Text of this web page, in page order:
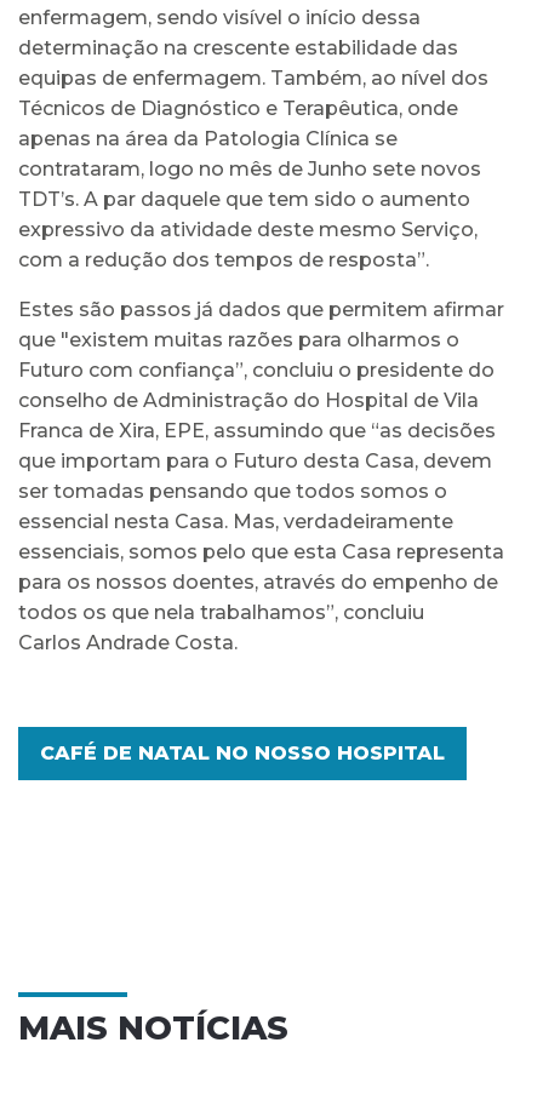
enfermagem, sendo visível o início dessa
determinação na crescente estabilidade das
equipas de enfermagem. Também, ao nível dos
Técnicos de Diagnóstico e Terapêutica, onde
apenas na área da Patologia Clínica se
contrataram, logo no mês de Junho sete novos
TDT’s. A par daquele que tem sido o aumento
expressivo da atividade deste mesmo Serviço,
com a redução dos tempos de resposta”.
Estes são passos já dados que permitem afirmar
que "existem muitas razões para olharmos o
Futuro com confiança”, concluiu o presidente do
conselho de Administração do Hospital de Vila
Franca de Xira, EPE, assumindo que “as decisões
que importam para o Futuro desta Casa, devem
ser tomadas pensando que todos somos o
essencial nesta Casa. Mas, verdadeiramente
essenciais, somos pelo que esta Casa representa
para os nossos doentes, através do empenho de
todos os que nela trabalhamos”, concluiu
Carlos Andrade Costa.
CAFÉ DE NATAL NO NOSSO HOSPITAL
MAIS NOTÍCIAS